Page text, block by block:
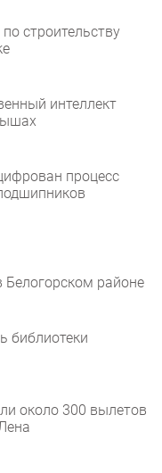
строительству
интеллект
процесс
районе
библиотеки
около 300 вылетов